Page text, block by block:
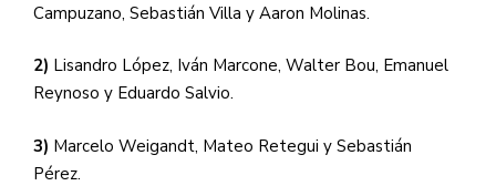
Campuzano, Sebastián Villa y Aaron Molinas.
2) Lisandro López, Iván Marcone, Walter Bou, Emanuel
Reynoso y Eduardo Salvio.
3) Marcelo Weigandt, Mateo Retegui y Sebastián
Pérez.